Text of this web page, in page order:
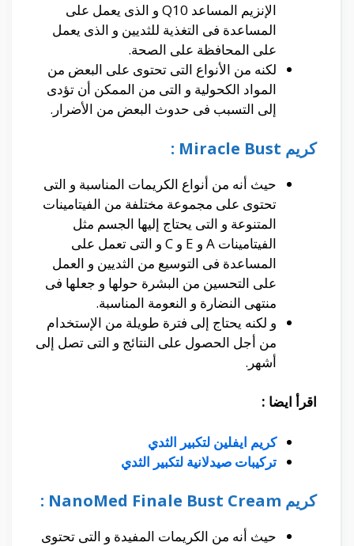
الإنزيم المساعد Q10 و الذى يعمل على
المساعدة فى التغذية للثديين و الذى يعمل
على المحافظة على الصحة.
لكنه من الأنواع التى تحتوى على البعض من
المواد الكحولية و التى من الممكن أن تؤدى
إلى التسبب فى حدوث البعض من الأضرار.
كريم Miracle Bust :
حيث أنه من أنواع الكريمات المناسبة و التى
تحتوى على مجموعة مختلفة من الفيتامينات
المتنوعة و التى يحتاج إليها الجسم مثل
الفيتامينات A و E و C و التى تعمل على
المساعدة فى التوسيع من الثديين و العمل
على التحسين من البشرة حولها و جعلها فى
منتهى النضارة و النعومة المناسبة.
و لكنه يحتاج إلى فترة طويلة من الإستخدام
من أجل الحصول على النتائج و التى تصل إلى
أشهر.
اقرأ ايضا :
كريم ايفلين لتكبير الثدي
تركيبات صيدلانية لتكبير الثدي
كريم NanoMed Finale Bust Cream :
حيث أنه من الكريمات المفيدة و التى تحتوى